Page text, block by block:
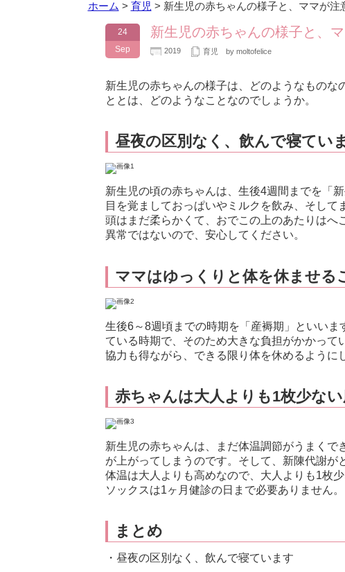
ホーム > 育児 > 新生児の赤ちゃんの様子と、ママが注
24
Sep
新生児の赤ちゃんの様子と、
2019 育児 by moltofelice
新生児の赤ちゃんの様子は、どのようなものな
ととは、どのようなことなのでしょうか。
昼夜の区別なく、飲んで寝てい
新生児の頃の赤ちゃんは、生後4週間までを「
目を覚ましておっぱいやミルクを飲み、そし
頭はまだ柔らかくて、おでこの上のあたりはへ
異常ではないので、安心してください。
ママはゆっくりと体を休ませる
生後6～8週頃までの時期を「産褥期」といい
ている時期で、そのため大きな負担がかかっ
協力も得ながら、できる限り体を休めるように
赤ちゃんは大人よりも1枚少な
新生児の赤ちゃんは、まだ体温調節がうまく
が上がってしまうのです。そして、新陳代謝
体温は大人よりも高めなので、大人よりも1枚
ソックスは1ヶ月健診の日まで必要ありません。
まとめ
・昼夜の区別なく、飲んで寝ています